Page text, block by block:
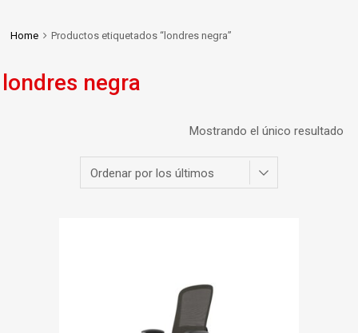
Home Productos etiquetados “londres negra”
londres negra
Mostrando el único resultado